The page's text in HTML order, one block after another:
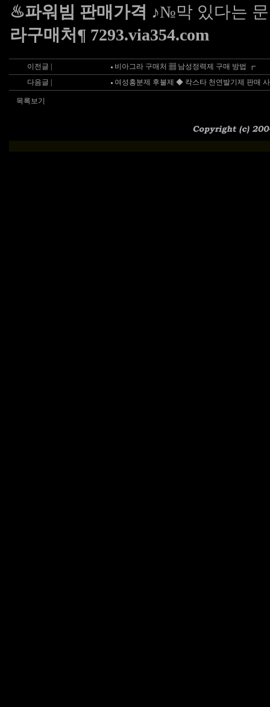
♨파워빔 판매가격 ♪№막 있다는
라구매처¶ 7293.via354.com
이전글 |
비아그라 구매처 ▦ 남성정력제 구매 방법 ┏
다음글 |
여성흥분제 후불제 ◆ 칵스타 천연발기제 판매
목록보기